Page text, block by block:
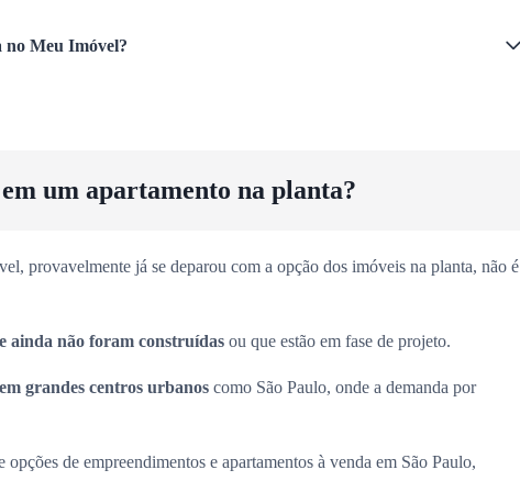
Meu Imóvel?
um apartamento na planta?
provavelmente já se deparou com a opção dos imóveis na planta, não é
ainda não foram construídas ou que estão em fase de projeto.
grandes centros urbanos como São Paulo, onde a demanda por
de empreendimentos e apartamentos à venda em São Paulo,